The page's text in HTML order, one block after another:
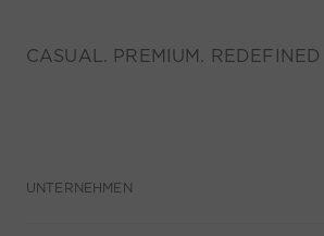
CASUAL. PREMIUM. REDEFINED
UNTERNEHMEN